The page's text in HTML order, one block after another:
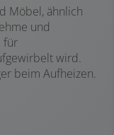
Möbel, ähnlich
und
für
wird.
beim Aufheizen.